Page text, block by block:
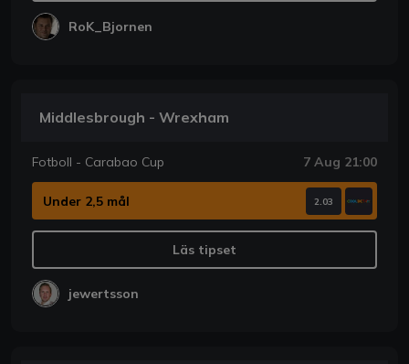
RoK_Bjornen
Middlesbrough - Wrexham
Fotboll - Carabao Cup 7 Aug 21:00
Under 2,5 mål 2.03
Läs tipset
jewertsson